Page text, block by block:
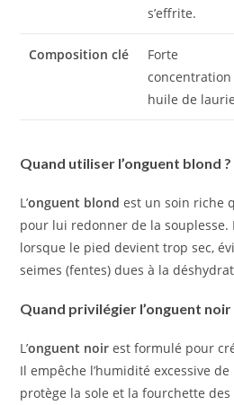
s’effrite.
Composition clé
Forte
concentration
huile de
Quand utiliser l’onguent blond ?
L’onguent blond est un soin riche
pour lui redonner de la souplesse.
lorsque le pied devient trop sec,
seimes (fentes) dues à la
Quand privilégier l’onguent noir
L’onguent noir est formulé pour
Il empêche l’humidité excessive
protège la sole et la fourchette